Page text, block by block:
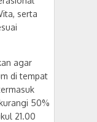
serta
agar
di tempat
50%
21.00